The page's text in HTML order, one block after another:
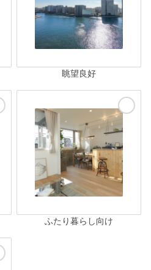
眺望良好
ふたり暮らし向け